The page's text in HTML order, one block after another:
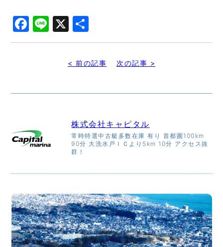
Facebook
Line
X
有
< 前の記事 次の記事 >
株式会社キャピタル
常時特選中古艇多数在庫 有り 首都圏100km
90分 大洗水戸ＩＣより5km 10分 アクセス抜
群！